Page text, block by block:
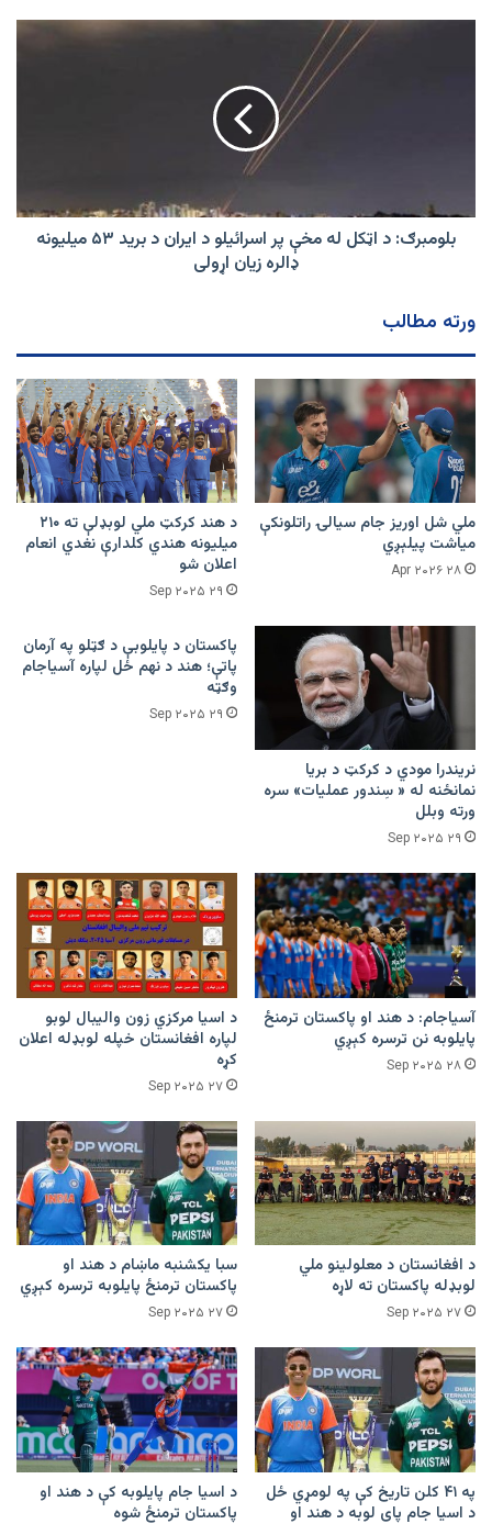
ته
ایران
ډالره
زیان
اړولی
بلومبرګ: د اټکل له مخې پر اسرائیلو د ایران د برید ۵۳ میلیونه
ډالره زیان اړولی
ورته مطالب
ملي شل اوریز جام سیالۍ راتلونکې
میاشت پیلېږي
۲۸ Apr ۲۰۲۶
د هند کرکټ ملي لوبډلې ته ۲۱۰
میلیونه هندي کلدارې نغدي انعام
اعلان شو
۲۹ Sep ۲۰۲۵
نریندرا مودي د کرکټ د بریا
نمانځنه له « سِندور عملیات» سره
ورته وبلل
۲۹ Sep ۲۰۲۵
پاکستان د پایلوبې د ګټلو په آرمان
پاتې؛ هند د نهم ځل لپاره آسیاجام
وګټه
۲۹ Sep ۲۰۲۵
آسیاجام: د هند او پاکستان ترمنځ
پایلوبه نن ترسره کېږي
۲۸ Sep ۲۰۲۵
د اسیا مرکزي زون والیبال لوبو
لپاره افغانستان خپله لوبډله اعلان
کړه
۲۷ Sep ۲۰۲۵
د افغانستان د معلولینو ملي
لوبډله پاکستان ته لاړه
۲۷ Sep ۲۰۲۵
سبا یکشنبه ماښام د هند او
پاکستان ترمنځ پایلوبه ترسره کېږي
۲۷ Sep ۲۰۲۵
په ۴۱ کلن تاریخ کې په لومړي ځل
د اسیا جام پای لوبه د هند او
د اسیا جام پایلوبه کې د هند او
پاکستان ترمنځ شوه